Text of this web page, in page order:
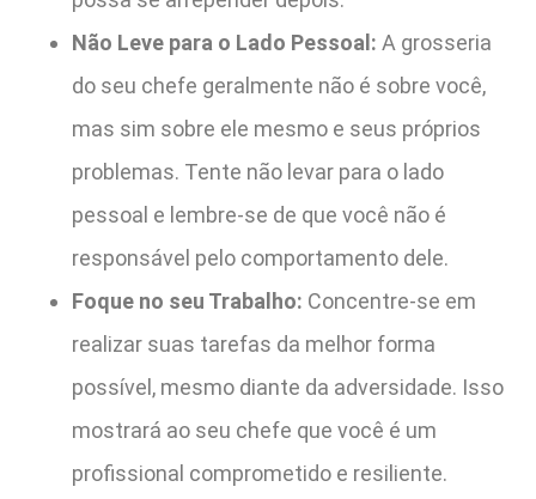
Não Leve para o Lado Pessoal: A grosseria
do seu chefe geralmente não é sobre você,
mas sim sobre ele mesmo e seus próprios
problemas. Tente não levar para o lado
pessoal e lembre-se de que você não é
responsável pelo comportamento dele.
Foque no seu Trabalho: Concentre-se em
realizar suas tarefas da melhor forma
possível, mesmo diante da adversidade. Isso
mostrará ao seu chefe que você é um
profissional comprometido e resiliente.